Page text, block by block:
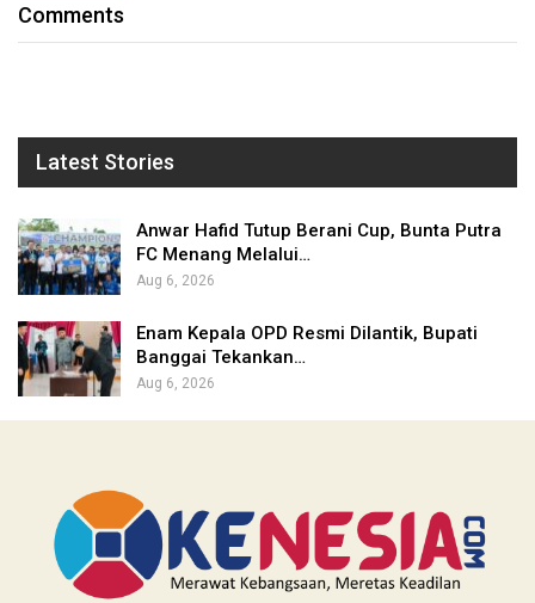
Comments
Latest Stories
Anwar Hafid Tutup Berani Cup, Bunta Putra
FC Menang Melalui…
Aug 6, 2026
Enam Kepala OPD Resmi Dilantik, Bupati
Banggai Tekankan…
Aug 6, 2026